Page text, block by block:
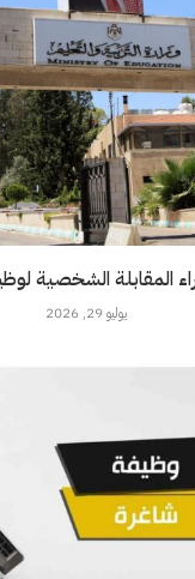
المقابلة الشخصية
يوليو 29, 2026